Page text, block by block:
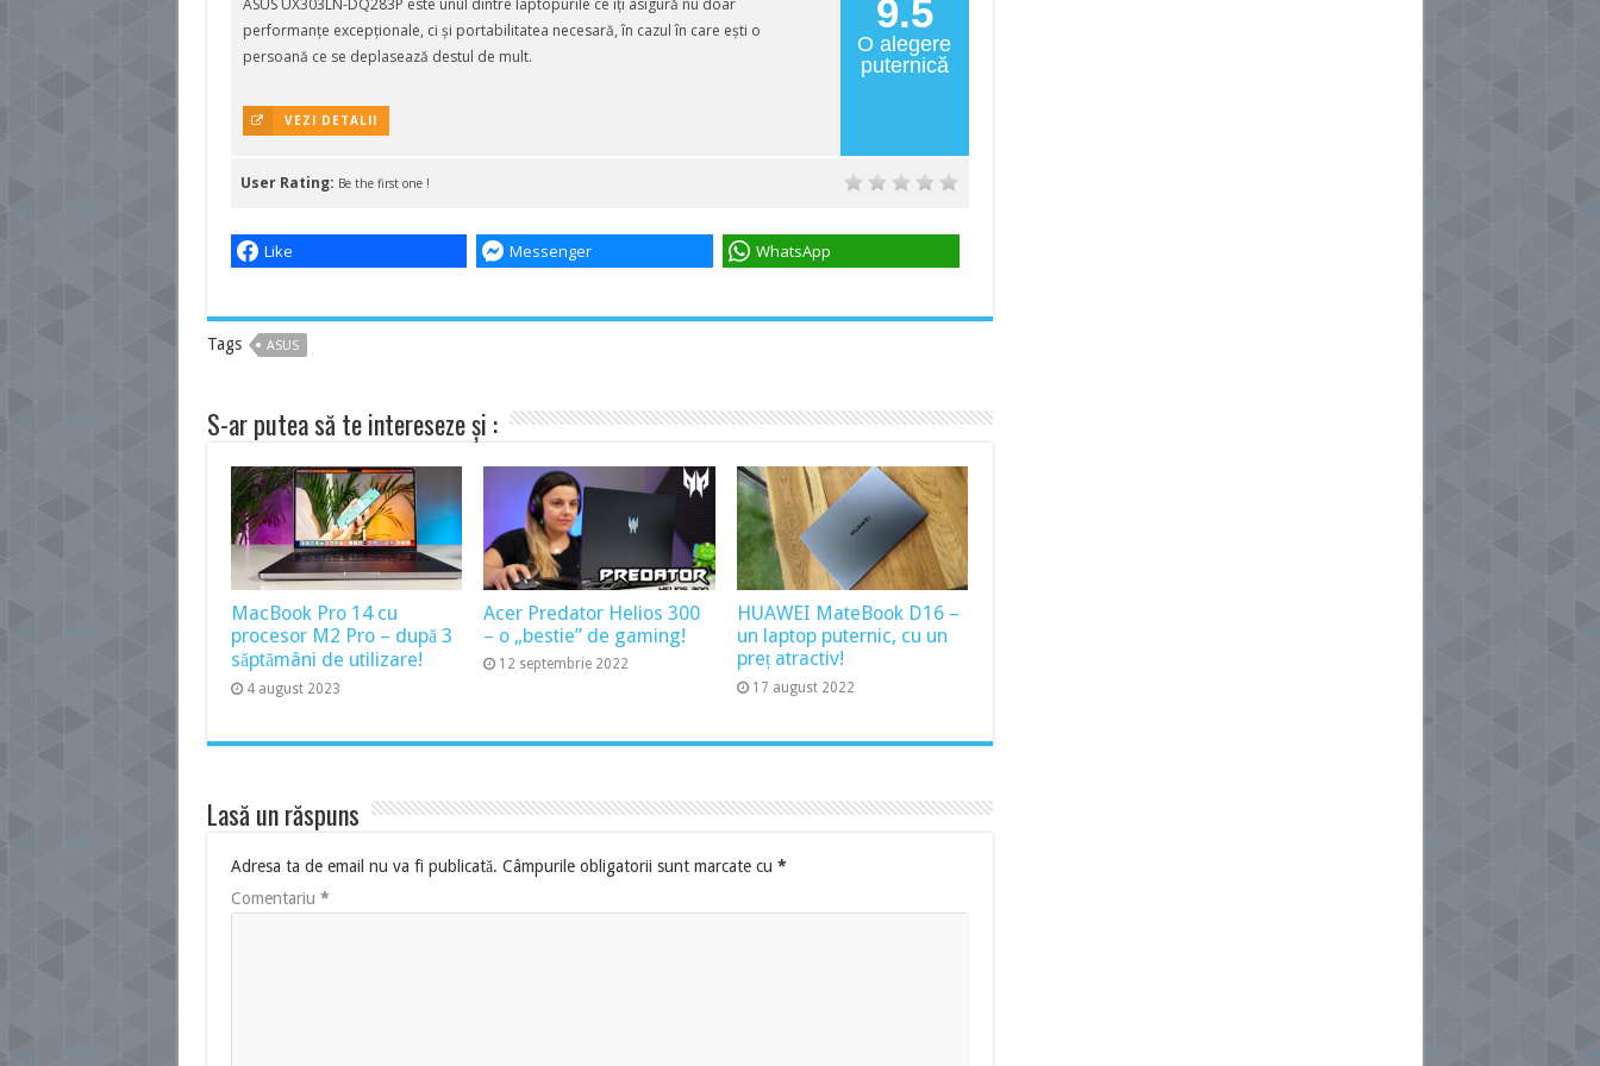
9.5
O alegere
puternică
ASUS UX303LN-DQ283P este unul dintre laptopurile ce îți asigură nu doar
performanțe excepționale, ci și portabilitatea necesară, în cazul în care ești o
persoană ce se deplasează destul de mult.
VEZI DETALII
User Rating: Be the first one !
Like Messenger WhatsApp
Tags ASUS
S-ar putea să te intereseze și :
MacBook Pro 14 cu
procesor M2 Pro – după 3
săptămâni de utilizare!
4 august 2023
Acer Predator Helios 300
– o „bestie” de gaming!
12 septembrie 2022
HUAWEI MateBook D16 –
un laptop puternic, cu un
preț atractiv!
17 august 2022
Lasă un răspuns
Adresa ta de email nu va fi publicată. Câmpurile obligatorii sunt marcate cu *
Comentariu *